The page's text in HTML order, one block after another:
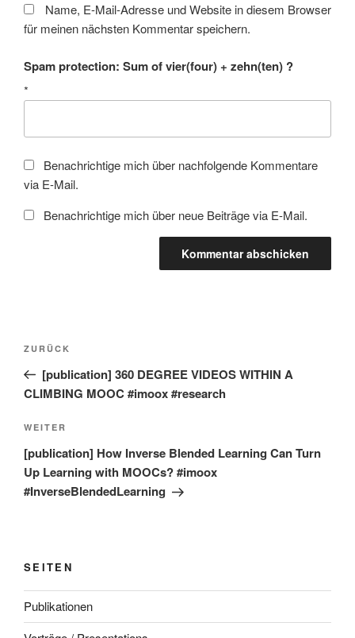
Name, E-Mail-Adresse und Website in diesem Browser
für meinen nächsten Kommentar speichern.
Spam protection: Sum of vier(four) + zehn(ten) ?
*
Benachrichtige mich über nachfolgende Kommentare
via E-Mail.
Benachrichtige mich über neue Beiträge via E-Mail.
Beitragsnavigation
Vorheriger
Beitrag
ZURÜCK
[publication] 360 DEGREE VIDEOS WITHIN A
CLIMBING MOOC #imoox #research
Nächster
Beitrag
WEITER
[publication] How Inverse Blended Learning Can Turn
Up Learning with MOOCs? #imoox
#InverseBlendedLearning
SEITEN
Publikationen